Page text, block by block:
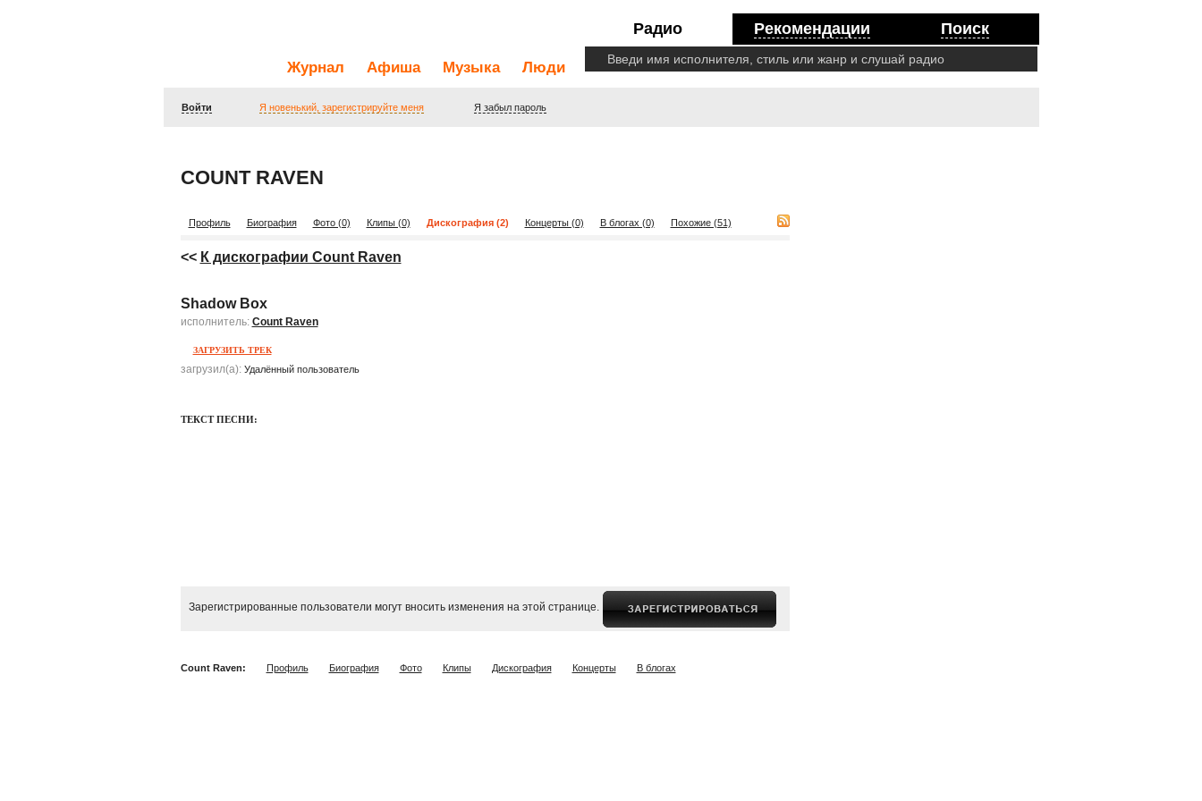
Радио Рекомендации Поиск
Журнал Афиша Музыка Люди
Войти Я новенький, зарегистрируйте меня Я забыл пароль
COUNT RAVEN
Профиль Биография Фото (0) Клипы (0) Дискография (2) Концерты (0) В блогах (0) Похожие (51)
<< К дискографии Count Raven
Shadow Box
исполнитель: Count Raven
ЗАГРУЗИТЬ ТРЕК
загрузил(а): Удалённый пользователь
ТЕКСТ ПЕСНИ:
Зарегистрированные пользователи могут вносить изменения на этой странице.
Count Raven: Профиль Биография Фото Клипы Дискография Концерты В блогах